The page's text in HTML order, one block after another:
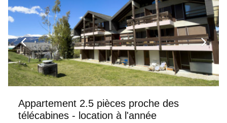
Appartement 2.5 pièces proche des
télécabines - location à l'année